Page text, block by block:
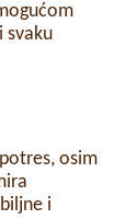
svaku
osim
i